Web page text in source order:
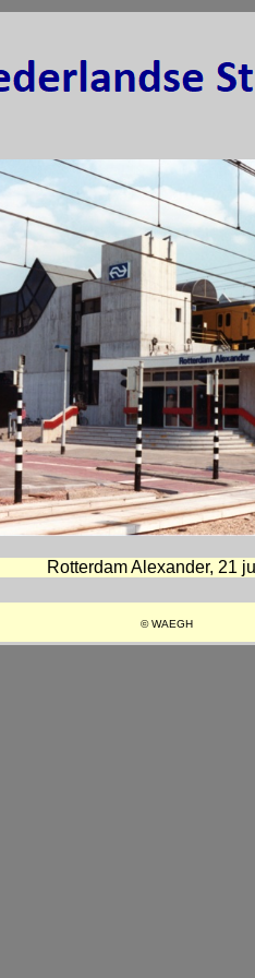
Rotterdam Alexander, 21
© WAEGH